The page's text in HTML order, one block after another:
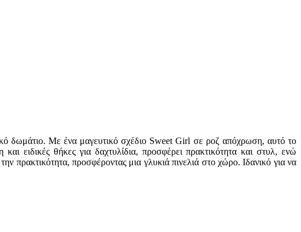
δωμάτιο. Με ένα μαγευτικό σχέδιο Sweet Girl σε ροζ απόχρωση, αυτό το
ειδικές θήκες για δαχτυλίδια, προσφέρει πρακτικότητα και στυλ, ενώ
πρακτικότητα, προσφέροντας μια γλυκιά πινελιά στο χώρο. Ιδανικό για να